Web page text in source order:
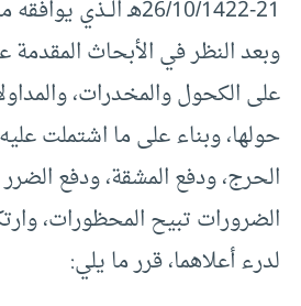
وبعد النظر في الأبحاث المقدمة
على الكحول والمخدرات،
حولها، وبناء على ما اشتملت
الحرج، ودفع المشقة، ودفع
الضرورات تبيح المحظورات،
لدرء أعلاهما، قرر ما يلي: